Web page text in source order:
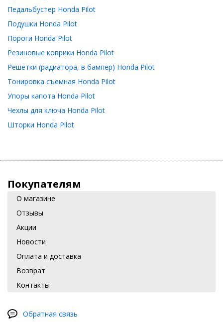
Педальбустер Honda Pilot
Подушки Honda Pilot
Пороги Honda Pilot
Резиновые коврики Honda Pilot
Решетки (радиатора, в бампер) Honda Pilot
Тонировка съемная Honda Pilot
Упоры капота Honda Pilot
Чехлы для ключа Honda Pilot
Шторки Honda Pilot
Покупателям
О магазине
Отзывы
Акции
Новости
Оплата и доставка
Возврат
Контакты
Обратная связь